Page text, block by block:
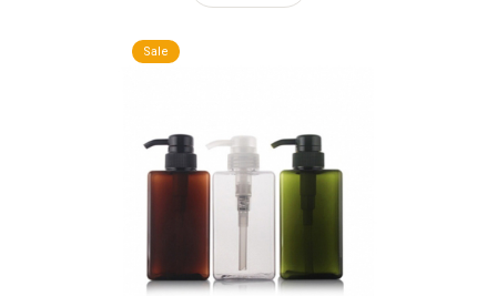
Sale